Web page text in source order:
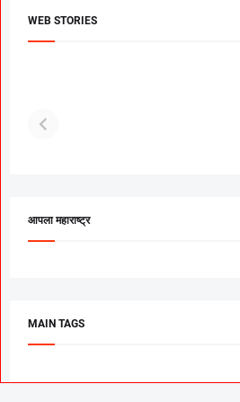
WEB STORIES
पूजा सावंत ने गुपचूप
आपला महाराष्ट्र
MAIN TAGS